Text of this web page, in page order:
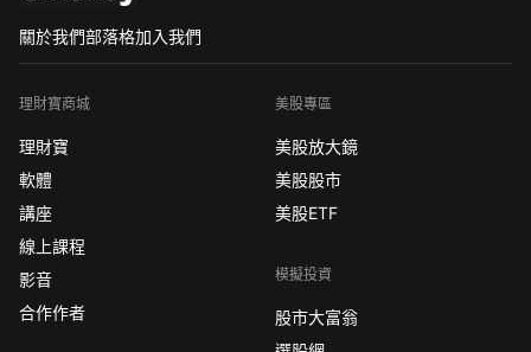
關於我們部落格加入我們
理財寶商城
理財寶
軟體
講座
線上課程
影音
合作作者
美股專區
美股放大鏡
美股股市
美股ETF
模擬投資
股市大富翁